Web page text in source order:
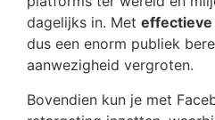
dagelijks in. Met effectieve
dus een enorm publiek
aanwezigheid vergroten.
Bovendien kun je met